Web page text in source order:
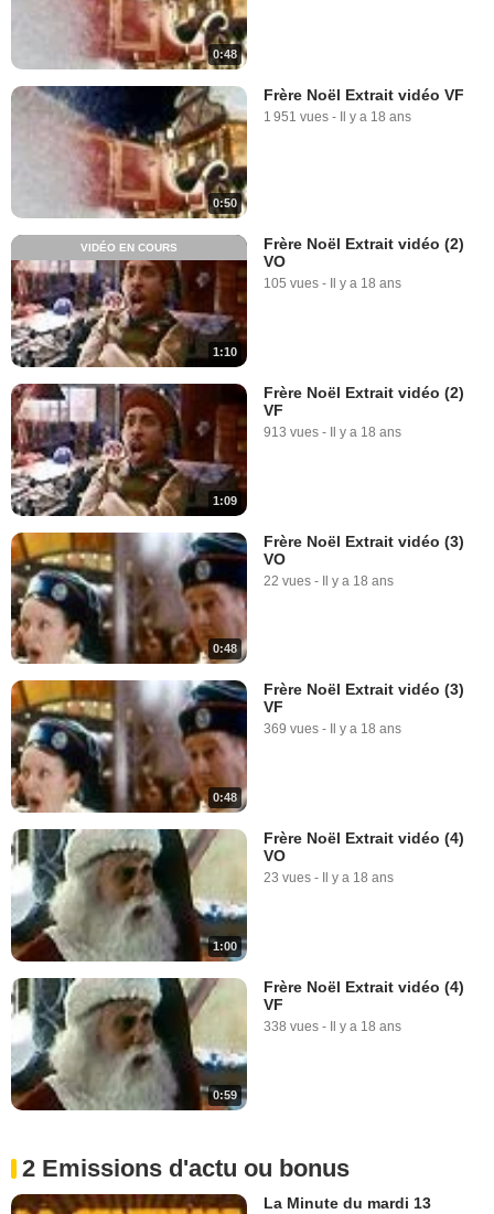
0:48
0:50
Frère Noël Extrait vidéo VF
1 951 vues - Il y a 18 ans
1:10
VIDÉO EN COURS
Frère Noël Extrait vidéo (2)
VO
105 vues - Il y a 18 ans
1:09
Frère Noël Extrait vidéo (2)
VF
913 vues - Il y a 18 ans
0:48
Frère Noël Extrait vidéo (3)
VO
22 vues - Il y a 18 ans
0:48
Frère Noël Extrait vidéo (3)
VF
369 vues - Il y a 18 ans
1:00
Frère Noël Extrait vidéo (4)
VO
23 vues - Il y a 18 ans
0:59
Frère Noël Extrait vidéo (4)
VF
338 vues - Il y a 18 ans
2 Emissions d'actu ou bonus
La Minute du mardi 13